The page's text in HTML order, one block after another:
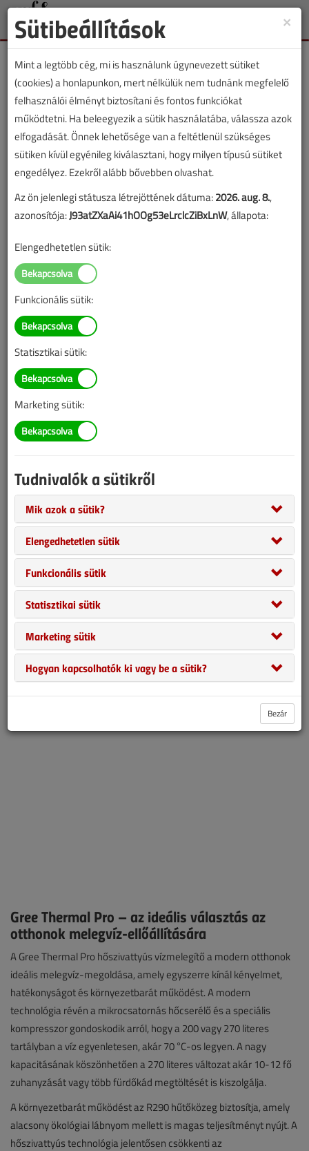
Toggle
Lapszám:
TARTALOM
Hírek
Gree, Teraplast, energetika,
Bosch, Wilo, csempész,
Isopartner, vízmérők, TCL
Hírek, újdonságok
2026/5. lapszám
Gree Thermal Pro – az ideális választás az otthonok melegvíz-
ellőállítására. TERAPLAST – műanyagcsőgyárak egy név alatt.
Húszmilliárdos kezdőlökés jövőbe mutató energetikai
innovációknak. Stratégiai lépésekkel erősít a Bosch a globális
klímatechnikai piacon. IFAT 2026 Münchenben – a Wilo holisztikus
megoldásokat mutat be a teljes vízkörforgás területén.
Felfüggesztettel megúszta a csempész. Új mérföldkő a kültéri
zajcsökkentésben. Gree Versati hőszivattyúk most akár több mint
500 000 Ft kedvezménnyel. Vízmérők beépítési követelményei. A
TCL a százmilliomodik legyártott klímaberendezését ünnepli.
Gree Thermal Pro – az ideális választás az
otthonok melegvíz-ellőállítására
A Gree Thermal Pro hőszivattyús vízmelegítő a modern otthonok
ideális melegvíz-megoldása, amely egyszerre kínál kényelmet,
hatékonyságot és környezetbarát működést. A modern
technológia révén a mikrocsatornás hőcserélő és a speciális
kompresszor gondoskodik arról, hogy a 200 vagy 270 literes
tartályban a víz egyenletesen, akár 70 °C-os legyen. A nagy
kapacitásának köszönhetően a 270 literes változat akár 10-12 fő
zuhanyzását vagy több fürdőkád megtöltését is kiszolgálja.
A környezetbarát működést az R290 hűtőközeg biztosítja, amely
alacsony ökológiai lábnyom mellett is magas teljesítményt nyújt. A
hőszivattyús technológia jelentősen csökkenti az
×
Sütibeállítások
Mint a legtöbb cég, mi is használunk úgynevezett sütiket
(cookies) a honlapunkon, mert nélkülük nem tudnánk megfelelő
felhasználói élményt biztosítani és fontos funkciókat
működtetni. Ha beleegyezik a sütik használatába, válassza azok
elfogadását. Önnek lehetősége van a feltétlenül szükséges
sütiken kívül egyénileg kiválasztani, hogy milyen típusú sütiket
engedélyez. Ezekről alább bővebben olvashat.
Az ön jelenlegi státusza létrejöttének dátuma:2026. aug. 8.,
azonosítója:J93atZXaAi41hOOg53eLrclcZiBxLnW, állapota:
Elengedhetetlen sütik:
Funkcionális sütik:
Statisztikai sütik:
Marketing sütik:
Tudnivalók a sütikről
Mik azok a sütik?
Elengedhetetlen sütik
Funkcionális sütik
Statisztikai sütik
Marketing sütik
Hogyan kapcsolhatók ki vagy be a sütik?
Bezár